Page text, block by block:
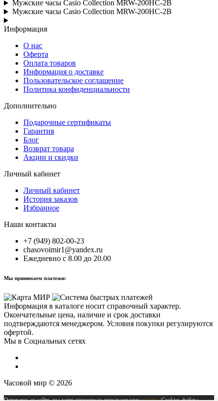
Мужские часы Casio Collection MRW-200HC-2B
Мужские часы Casio Collection MRW-200HC-2B
Информация
О нас
Оферта
Оплата товаров
Информация о доставке
Пользовательское соглашение
Политика конфиденциальности
Дополнительно
Подарочные сертификаты
Гарантия
Блог
Возврат товара
Акции и скидки
Личный кабинет
Личный кабинет
История заказов
Избранное
Наши контакты
+7 (949) 802-00-23
chasovoimir1@yandex.ru
Ежедневно с 8.00 до 20.00
Мы принимаем платежи:
Информация в каталоге носит справочный характер.
Окончательные цена, наличие и срок доставки
подтверждаются менеджером. Условия покупки регулируются
офертой.
Мы в Социальных сетях
Часовой мир © 2026